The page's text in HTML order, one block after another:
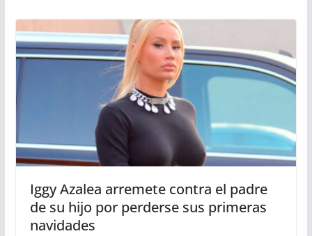
Iggy Azalea arremete contra el padre
de su hijo por perderse sus primeras
navidades